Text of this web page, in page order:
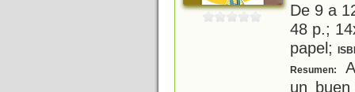
De 9 a
48 p.;
papel;
Resumen:
un